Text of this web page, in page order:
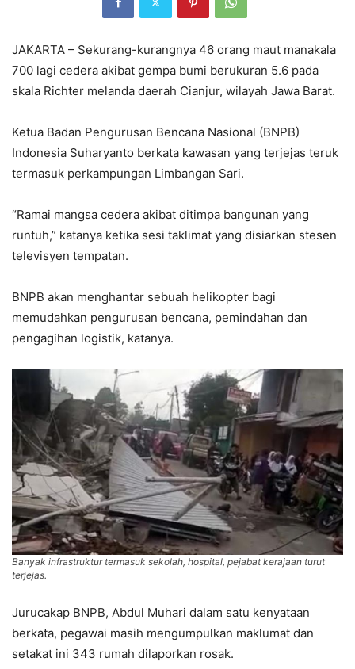
JAKARTA – Sekurang-kurangnya 46 orang maut manakala
700 lagi cedera akibat gempa bumi berukuran 5.6 pada
skala Richter melanda daerah Cianjur, wilayah Jawa Barat.
Ketua Badan Pengurusan Bencana Nasional (BNPB)
Indonesia Suharyanto berkata kawasan yang terjejas teruk
termasuk perkampungan Limbangan Sari.
“Ramai mangsa cedera akibat ditimpa bangunan yang
runtuh,” katanya ketika sesi taklimat yang disiarkan stesen
televisyen tempatan.
BNPB akan menghantar sebuah helikopter bagi
memudahkan pengurusan bencana, pemindahan dan
pengagihan logistik, katanya.
Banyak infrastruktur termasuk sekolah, hospital, pejabat kerajaan turut
terjejas.
Jurucakap BNPB, Abdul Muhari dalam satu kenyataan
berkata, pegawai masih mengumpulkan maklumat dan
setakat ini 343 rumah dilaporkan rosak.